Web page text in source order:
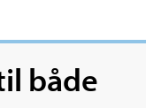
både